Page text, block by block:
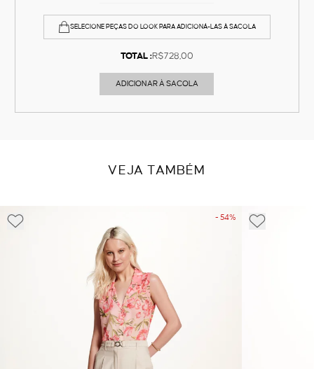
SELECIONE PEÇAS DO LOOK PARA ADICIONÁ-LAS À SACOLA
TOTAL :R$728,00
ADICIONAR À SACOLA
VEJA TAMBÉM
- 54%